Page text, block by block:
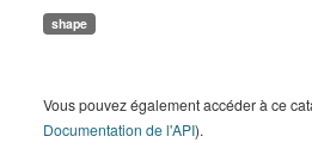
shape
Vous pouvez également accéder à ce
Documentation de l'API).